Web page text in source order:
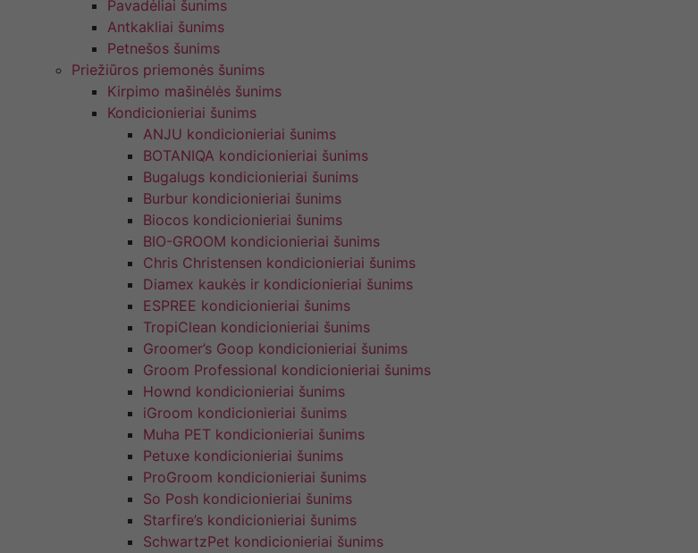
Pavadėliai šunims
Antkakliai šunims
Petnešos šunims
Priežiūros priemonės šunims
Kirpimo mašinėlės šunims
Kondicionieriai šunims
ANJU kondicionieriai šunims
BOTANIQA kondicionieriai šunims
Bugalugs kondicionieriai šunims
Burbur kondicionieriai šunims
Biocos kondicionieriai šunims
BIO-GROOM kondicionieriai šunims
Chris Christensen kondicionieriai šunims
Diamex kaukės ir kondicionieriai šunims
ESPREE kondicionieriai šunims
TropiClean kondicionieriai šunims
Groomer’s Goop kondicionieriai šunims
Groom Professional kondicionieriai šunims
Hownd kondicionieriai šunims
iGroom kondicionieriai šunims
Muha PET kondicionieriai šunims
Petuxe kondicionieriai šunims
ProGroom kondicionieriai šunims
So Posh kondicionieriai šunims
Starfire’s kondicionieriai šunims
SchwartzPet kondicionieriai šunims